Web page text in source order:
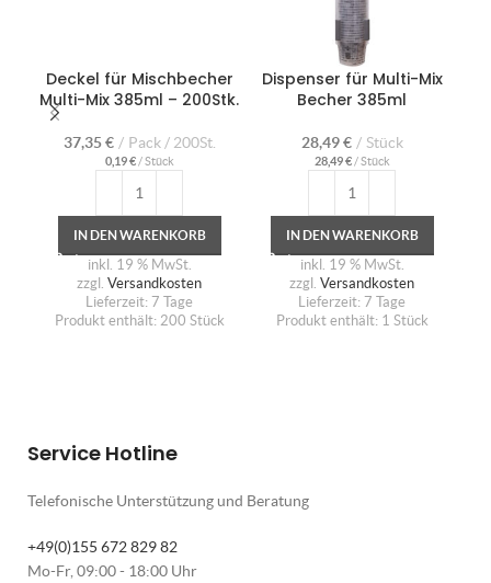
Deckel für Mischbecher
Multi-Mix 385ml – 200Stk.
37,35€ Pack / 200St.
0,19€/Stück
IN DEN WARENKORB
inkl. 19 % MwSt.
zzgl. Versandkosten
Lieferzeit: 7 Tage
Produkt enthält: 200 Stück
Dispenser für Multi-Mix
Becher 385ml
28,49€ Stück
28,49€/Stück
IN DEN WARENKORB
inkl. 19 % MwSt.
zzgl. Versandkosten
Lieferzeit: 7 Tage
Produkt enthält: 1 Stück
Service Hotline
Telefonische Unterstützung und Beratung
+49(0)155 672 829 82
Mo-Fr, 09:00 - 18:00 Uhr